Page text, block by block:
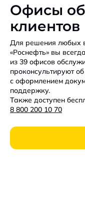
Офисы
клиентов
Для решения любых
«Роснефть» вы
из 39 офисов
проконсультируют
с оформлением
поддержку.
Также доступен
8 800 200 10 70